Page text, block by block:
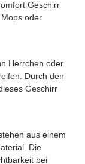
Geschirr
oder
Herrchen oder
Durch den
Geschirr
aus einem
Die
bei